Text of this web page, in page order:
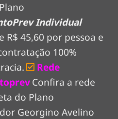
Individual
R$ 45,60 por pessoa e
100%
Rede
Confira a rede
do Plano
Georgino Avelino